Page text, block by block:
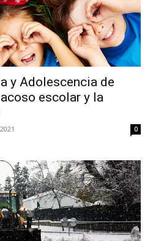
y Adolescencia de
escolar y la
0